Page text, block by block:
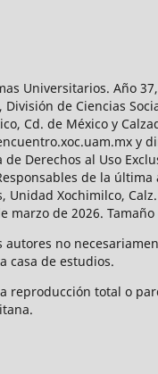
Universitarios. Año
de Ciencias
Cd. de México y
y
Derechos al Uso
de la
Unidad Xochimilco,
de 2026.
autores no
casa de estudios.
reproducción total o